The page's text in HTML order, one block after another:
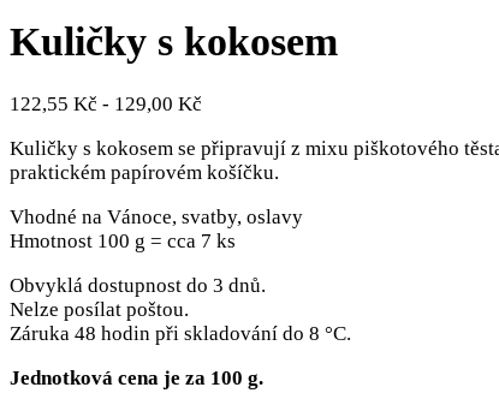
Kuličky s kokosem
122,55 Kč - 129,00 Kč
Kuličky s kokosem se připravují z mixu piškotového
praktickém papírovém košíčku.
Vhodné na Vánoce, svatby, oslavy
Hmotnost 100 g = cca 7 ks
Obvyklá dostupnost do 3 dnů.
Nelze posílat poštou.
Záruka 48 hodin při skladování do 8 °C.
Jednotková cena je za 100 g.